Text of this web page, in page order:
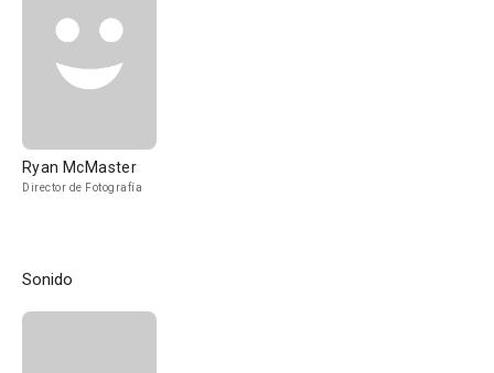
Ryan McMaster
Director de Fotografía
Sonido